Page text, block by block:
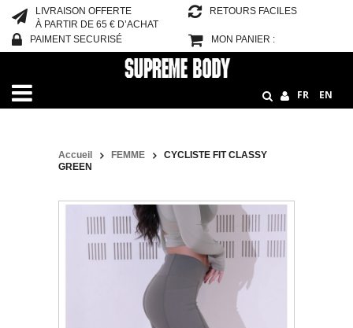
LIVRAISON OFFERTE
À PARTIR DE 65 € D’ACHAT
RETOURS FACILES
PAIMENT SECURISÉ MON PANIER :
FR EN
Accueil FEMME
CYCLISTE FIT CLASSY
GREEN